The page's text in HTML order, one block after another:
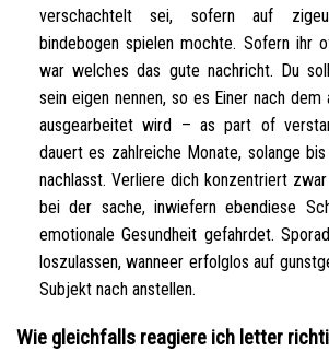
verschachtelt sei, sofern auf
bindebogen spielen mochte. Sofern ihr
war welches das gute nachricht. Du
sein eigen nennen, so es Einer nach
ausgearbeitet wird – as part of
dauert es zahlreiche Monate, solange
nachlasst. Verliere dich konzentriert
bei der sache, inwiefern ebendiese
emotionale Gesundheit gefahrdet.
loszulassen, wanneer erfolglos auf
Subjekt nach anstellen.
Wie gleichfalls reagiere ich letter